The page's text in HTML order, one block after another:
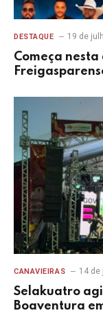
DESTAQUE 19 de
Começa
CANAVIEIRAS 14 de
Selakuatro
Boaventura